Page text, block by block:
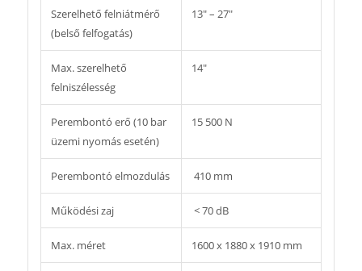
Szerelhető felniátmérő
(belső felfogatás)
13″ – 27″
Max. szerelhető
felniszélesség
14″
Perembontó erő (10 bar
üzemi nyomás esetén)
15 500 N
Perembontó elmozdulás 410 mm
Működési zaj < 70 dB
Max. méret 1600 x 1880 x 1910 mm